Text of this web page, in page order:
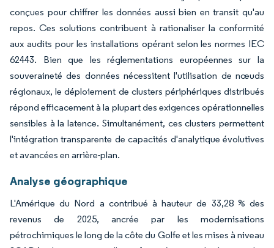
conçues pour chiffrer les données aussi bien en transit qu'au
repos. Ces solutions contribuent à rationaliser la conformité
aux audits pour les installations opérant selon les normes IEC
62443. Bien que les réglementations européennes sur la
souveraineté des données nécessitent l'utilisation de nœuds
régionaux, le déploiement de clusters périphériques distribués
répond efficacement à la plupart des exigences opérationnelles
sensibles à la latence. Simultanément, ces clusters permettent
l'intégration transparente de capacités d'analytique évolutives
et avancées en arrière-plan.
Analyse géographique
L'Amérique du Nord a contribué à hauteur de 33,28 % des
revenus de 2025, ancrée par les modernisations
pétrochimiques le long de la côte du Golfe et les mises à niveau